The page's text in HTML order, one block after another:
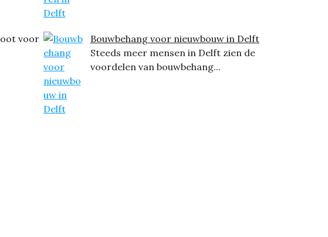
voor
Bouwbehang voor nieuwbouw in Delft
Steeds meer mensen in Delft zien de
voordelen van bouwbehang...